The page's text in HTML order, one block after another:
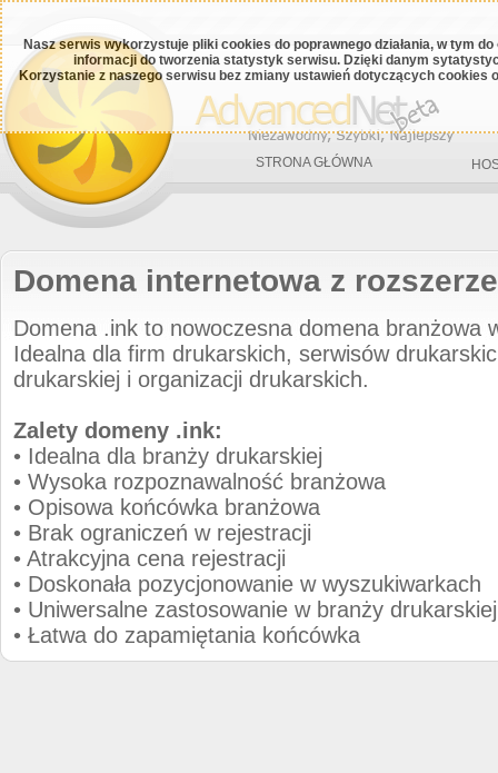
Nasz serwis wykorzystuje pliki cookies do poprawnego działania, w tym
informacji do tworzenia statystyk serwisu. Dzięki danym
Korzystanie z naszego serwisu bez zmiany ustawień dotyczących cookies
STRONA GŁÓWNA
Domena internetowa z
Domena .ink to nowoczesna domena branżowa
Idealna dla firm drukarskich, serwisów
drukarskiej i organizacji drukarskich.
Zalety domeny .ink:
• Idealna dla branży drukarskiej
• Wysoka rozpoznawalność branżowa
• Opisowa końcówka branżowa
• Brak ograniczeń w rejestracji
• Atrakcyjna cena rejestracji
• Doskonała pozycjonowanie w wyszukiwarkach
• Uniwersalne zastosowanie w branży drukarskiej
• Łatwa do zapamiętania końcówka